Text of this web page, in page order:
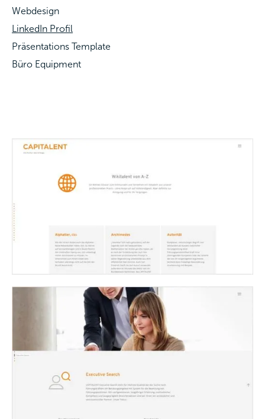
Webdesign
LinkedIn Profil
Präsentations Template
Büro Equipment